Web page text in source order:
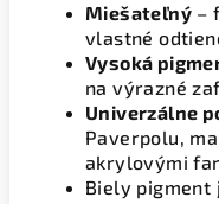
Miešateľný –
vlastné
Vysoká
na výrazné
Univerzálne
Paverpolu,
akrylovými
Biely pigment